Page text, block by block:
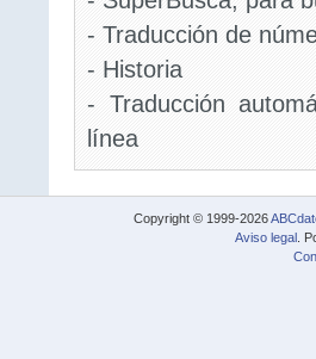
- Traducción de
- Historia
- Traducción
línea
Copyright © 1999-2026
Aviso legal .